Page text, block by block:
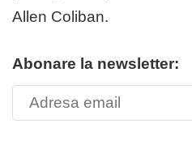
Allen Coliban.
Abonare la newsletter: